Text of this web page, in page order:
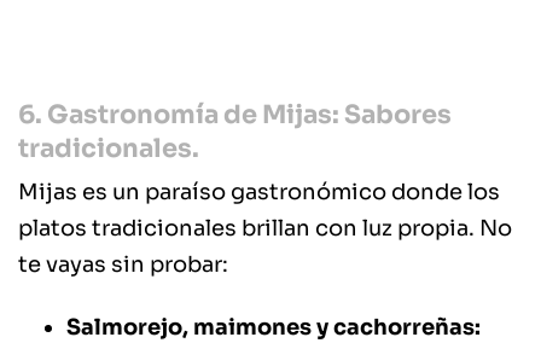
6. Gastronomía de Mijas: Sabores
tradicionales.
Mijas es un paraíso gastronómico donde los
platos tradicionales brillan con luz propia. No
te vayas sin probar:
Salmorejo, maimones y cachorreñas: